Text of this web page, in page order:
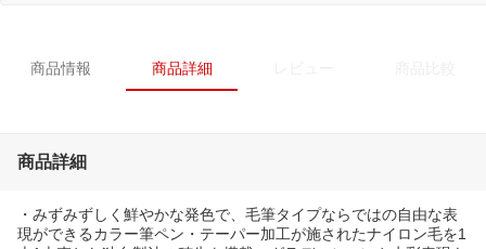
商品情報 商品詳細
商品詳細
・みずみずしく鮮やかな発色で、毛筆タイプならではの自由な表
現ができるカラー筆ペン・テーパー加工が施されたナイロン毛を1